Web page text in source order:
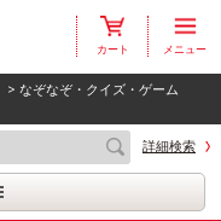
カート メニュー
>なぞなぞ・クイズ・ゲーム
詳細検索